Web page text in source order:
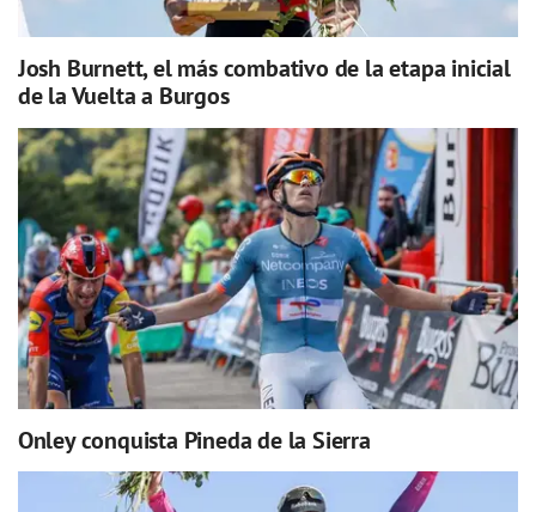
Josh Burnett, el más combativo de la etapa inicial
de la Vuelta a Burgos
Onley conquista Pineda de la Sierra